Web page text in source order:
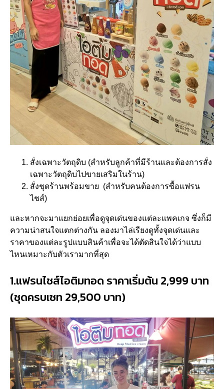
สั่งเฉพาะวัตถุดิบ (สำหรับลูกค้าที่มีร้านและต้องการสั่ง
เฉพาะวัตถุดิบไปขายเสริมในร้าน)
สั่งชุดร้านพร้อมขาย (สำหรับคนต้องการซื้อแฟรน
ไชส์)
และหากจะมาแยกย่อยเพื่อดูจุดเด่นของแต่ละแพคเกจ ซึ่งก็มี
ความน่าสนใจแตกต่างกัน ลองมาไล่เรียงดูทั้งจุดเด่นและ
ราคาของแต่ละรูปแบบสินค้าเพื่อจะได้ตัดสินใจได้ว่าแบบ
ไหนเหมาะกับตัวเรามากที่สุด
1.แฟรนไชส์ไอติมทอด ราคาเริ่มต้น 2,999 บาท
(ชุดครบเซท 29,500 บาท)